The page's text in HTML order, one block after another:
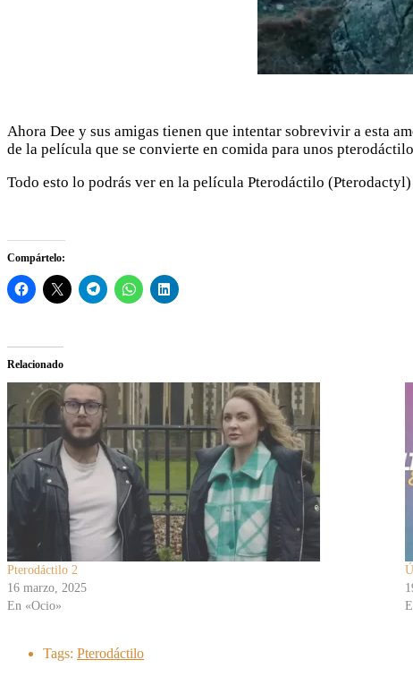
Ahora Dee y sus amigas tienen que intentar sobrevivir a esta
de la película que se convierte en comida para unos
Todo esto lo podrás ver en la película Pterodáctilo
Compártelo:
Relacionado
Pterodáctilo 2
16 marzo, 2025
En «Ocio»
Tags: Pterodáctilo